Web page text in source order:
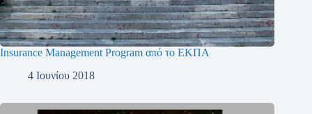
Insurance Management Program από το ΕΚΠΑ
4 Ιουνίου 2018